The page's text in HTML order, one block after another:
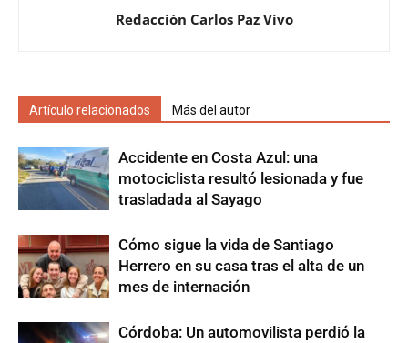
Redacción Carlos Paz Vivo
Artículo relacionados Más del autor
Accidente en Costa Azul: una
motociclista resultó lesionada y fue
trasladada al Sayago
Cómo sigue la vida de Santiago
Herrero en su casa tras el alta de un
mes de internación
Córdoba: Un automovilista perdió la